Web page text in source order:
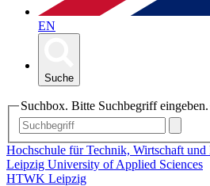
EN
Suche
Suchbox. Bitte Suchbegriff eingeben.
Hochschule für Technik, Wirtschaft
Leipzig University of Applied Sciences
HTWK Leipzig